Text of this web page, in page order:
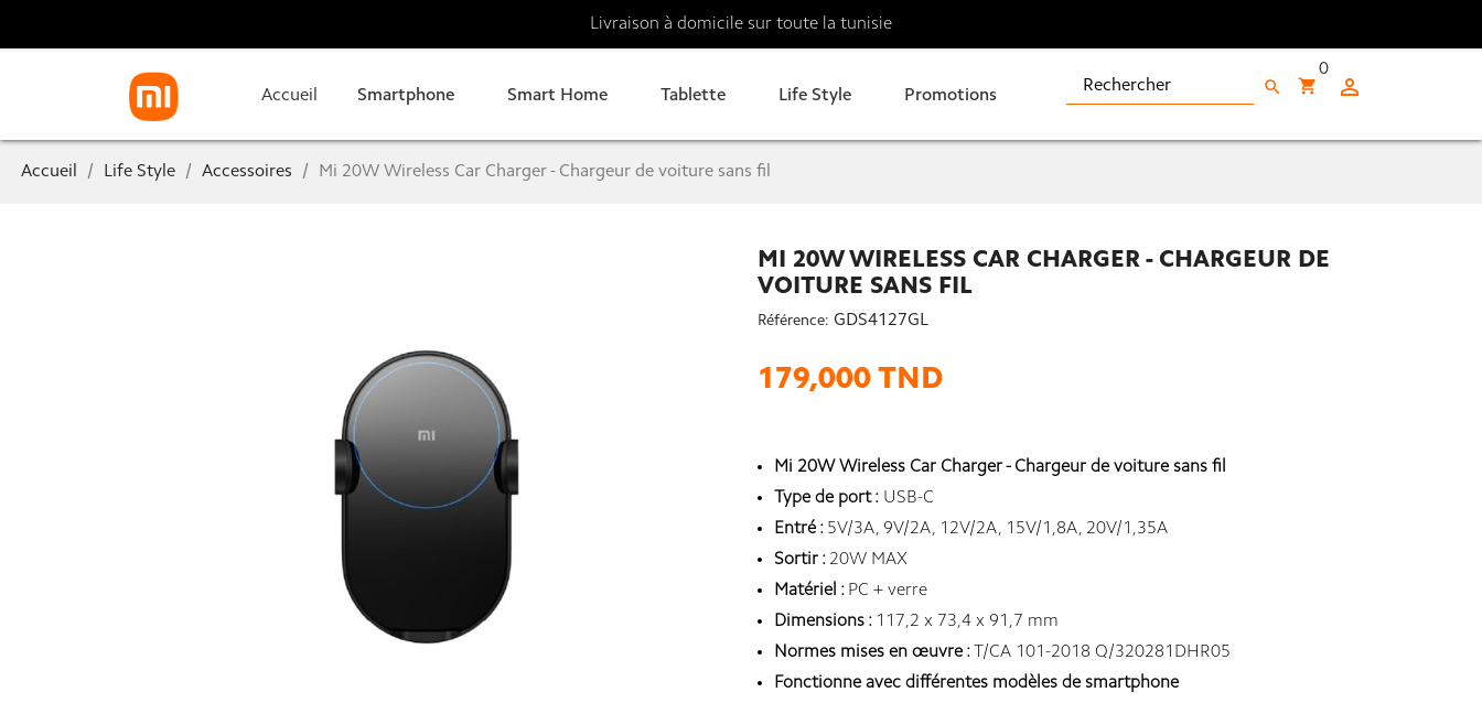
Livraison à domicile sur toute la tunisie
Accueil Smartphone Smart Home Tablette Life Style Promotions 
shopping_cart
0
search
Accueil Life Style Accessoires Mi 20W Wireless Car Charger - Chargeur de voiture sans fil
MI 20W WIRELESS CAR CHARGER - CHARGEUR DE
VOITURE SANS FIL
Référence: GDS4127GL
179,000 TND
Mi 20W Wireless Car Charger - Chargeur de voiture sans fil
Type de port : USB-C
Entré : 5V/3A, 9V/2A, 12V/2A, 15V/1,8A, 20V/1,35A
Sortir : 20W MAX
Matériel : PC + verre
Dimensions : 117,2 x 73,4 x 91,7 mm
Normes mises en œuvre :
T/CA 101-2018 Q/320281DHR05
Fonctionne avec différentes modèles de smartphone